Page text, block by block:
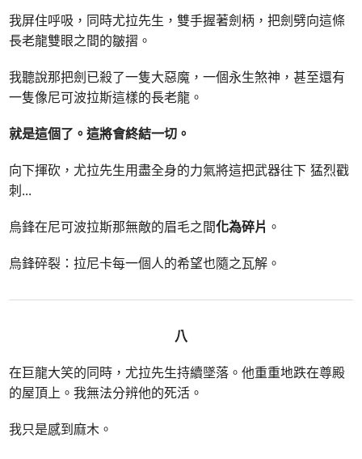
我屏住呼吸，同時尤拉先生，雙手握著劍柄，把劍劈向這條
長老龍雙眼之間的皺摺。
我聽說那把劍已殺了一隻大惡魔，一個永生煞神，甚至還有
一隻像尼可波拉斯這樣的長老龍。
就是這個了。這將會終結一切。
向下揮砍，尤拉先生用盡全身的力氣將這把武器往下 猛烈戳
刺...
烏鋒在尼可波拉斯那無敵的眉毛之間化為碎片 。
烏鋒碎裂：拉尼卡每一個人的希望也隨之瓦解。
八
在巨龍大笑的同時，尤拉先生持續墜落。他重重地跌在尊殿
的屋頂上。我無法分辨他的死活。
我只是感到麻木。